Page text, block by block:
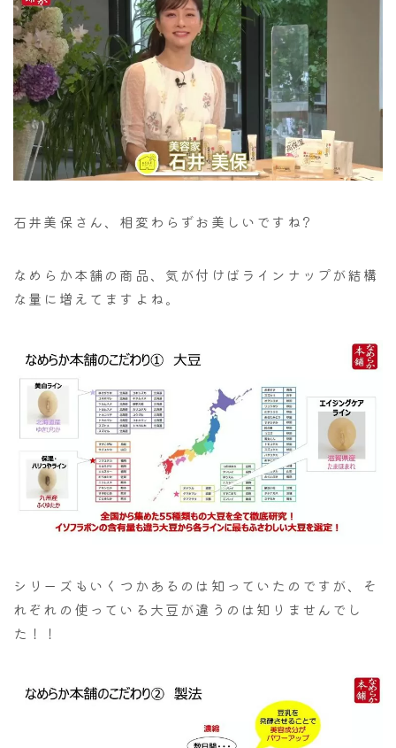
石井美保さん、相変わらずお美しいですね?
なめらか本舗の商品、気が付けばラインナップが結構
な量に増えてますよね。
シリーズもいくつかあるのは知っていたのですが、そ
れぞれの使っている大豆が違うのは知りませんでし
た！！